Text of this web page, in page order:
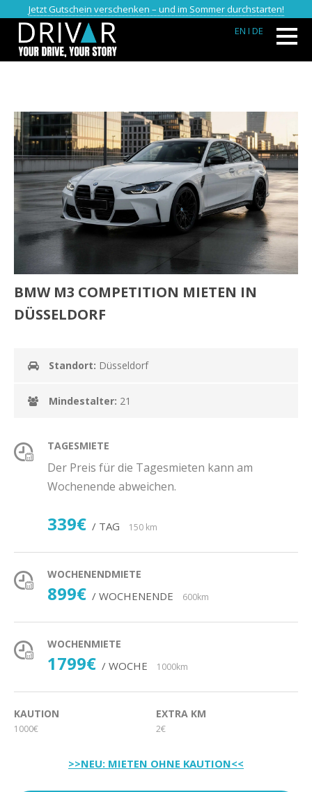
Jetzt Gutschein verschenken – und im Sommer durchstarten!
EN I DE
BMW M3 COMPETITION MIETEN IN
DÜSSELDORF
Standort: Düsseldorf
Mindestalter: 21
TAGESMIETE
Der Preis für die Tagesmieten kann am
Wochenende abweichen.
339€ / TAG 150 km
WOCHENENDMIETE
899€ / WOCHENENDE 600km
WOCHENMIETE
1799€ / WOCHE 1000km
KAUTION
1000€
EXTRA KM
2€
>>NEU: MIETEN OHNE KAUTION<<